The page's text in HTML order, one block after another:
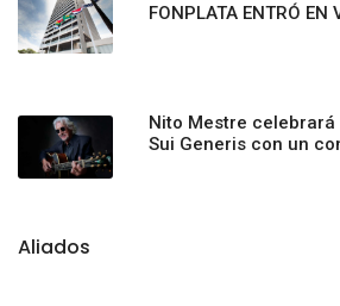
FONPLATA ENTRÓ EN
Nito Mestre celebrará
Sui Generis con un
Aliados